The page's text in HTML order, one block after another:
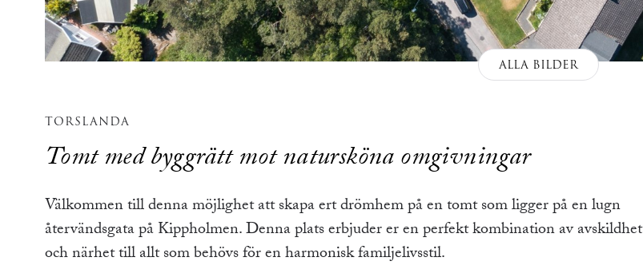
ALLA BILDER
TORSLANDA
Tomt med byggrätt mot natursköna omgivningar
Välkommen till denna möjlighet att skapa ert drömhem på en tomt som ligger på en lugn
återvändsgata på Kippholmen. Denna plats erbjuder er en perfekt kombination av avskildhet
och närhet till allt som behövs för en harmonisk familjelivsstil.